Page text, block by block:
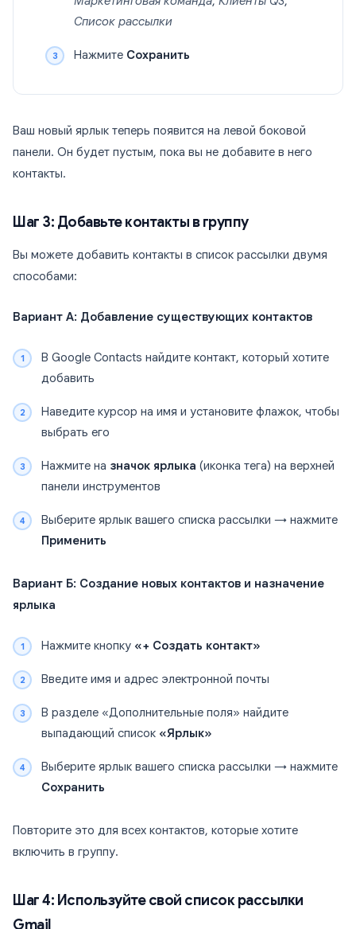
Список рассылки
Нажмите Сохранить
Ваш новый ярлык теперь появится на левой боковой
панели. Он будет пустым, пока вы не добавите в него
контакты.
Шаг 3: Добавьте контакты в группу
Вы можете добавить контакты в список рассылки двумя
способами:
Вариант А: Добавление существующих контактов
В Google Contacts найдите контакт, который хотите
добавить
Наведите курсор на имя и установите флажок, чтобы
выбрать его
Нажмите на значок ярлыка (иконка тега) на верхней
панели инструментов
Выберите ярлык вашего списка рассылки → нажмите
Применить
Вариант Б: Создание новых контактов и назначение
ярлыка
Нажмите кнопку «+ Создать контакт»
Введите имя и адрес электронной почты
В разделе «Дополнительные поля» найдите
выпадающий список «Ярлык»
Выберите ярлык вашего списка рассылки → нажмите
Сохранить
Повторите это для всех контактов, которые хотите
включить в группу.
Шаг 4: Используйте свой список рассылки
Gmail